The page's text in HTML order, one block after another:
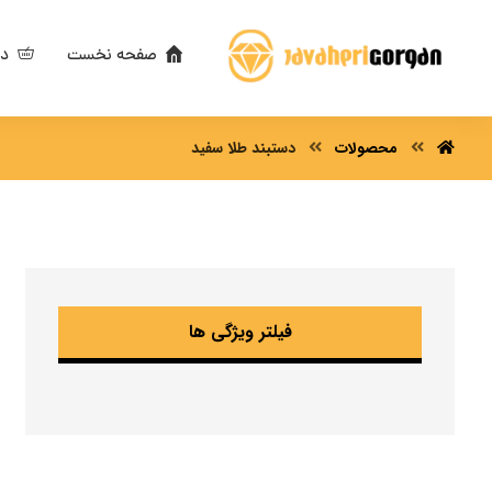
صفحه نخست
محصولات دستبند طلا سفید
فیلتر ویژگی ها